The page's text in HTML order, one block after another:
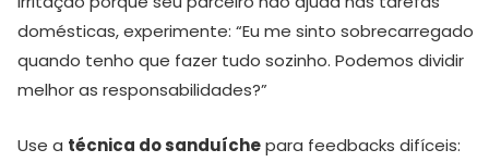
domésticas, experimente: “Eu me sinto sobrecarregado
quando tenho que fazer tudo sozinho. Podemos dividir
melhor as responsabilidades?”
Use a técnica do sanduíchepara feedbacks difíceis: